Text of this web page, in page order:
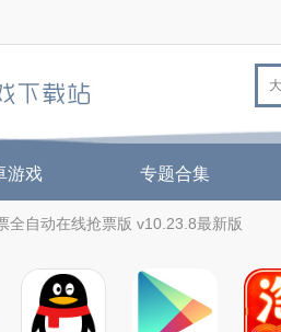
游戏 专题合集
全自动在线抢票版 v10.23.8最新版